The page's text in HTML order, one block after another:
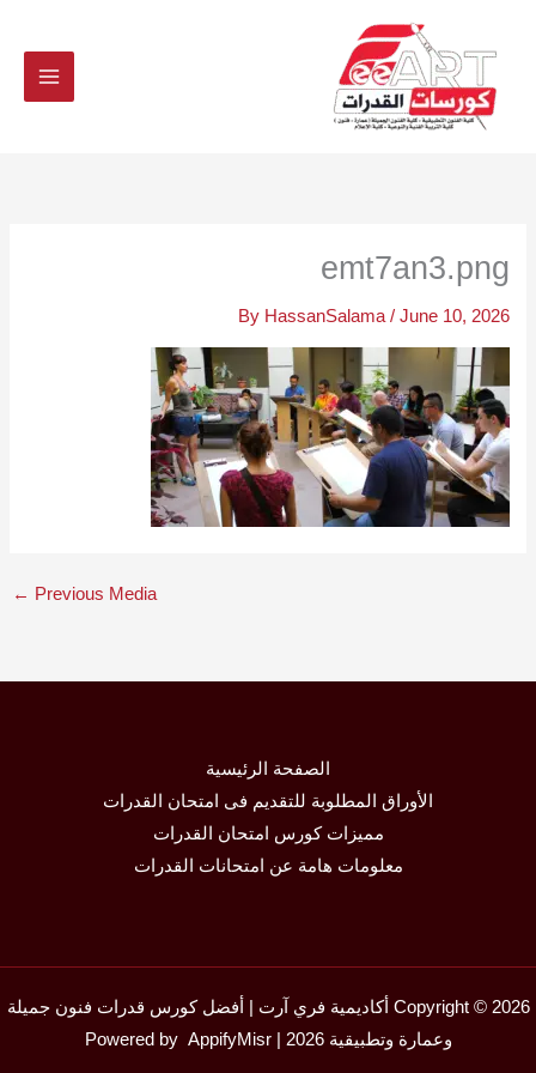
emt7an3.png
By HassanSalama / June 10, 2026
← Previous Media
الصفحة الرئيسية
الأوراق المطلوبة للتقديم فى امتحان القدرات
مميزات كورس امتحان القدرات
معلومات هامة عن امتحانات القدرات
Copyright © 2026 أكاديمية فري آرت | أفضل كورس قدرات فنون جميلة
وعمارة وتطبيقية 2026 | Powered by
AppifyMisr